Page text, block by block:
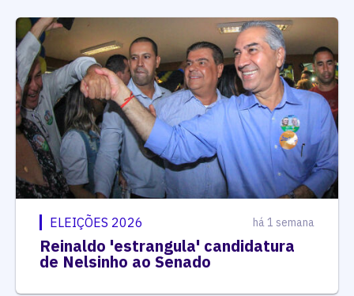
ELEIÇÕES 2026 há 1 semana
Reinaldo 'estrangula' candidatura
de Nelsinho ao Senado